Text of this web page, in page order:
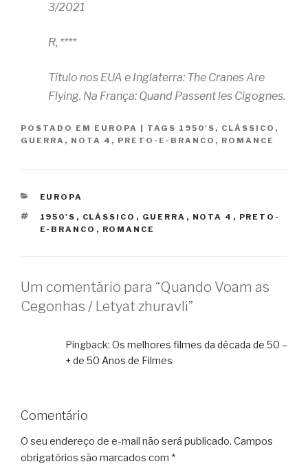
3/2021
R, ****
Título nos EUA e Inglaterra: The Cranes Are
Flying. Na França: Quand Passent les Cigognes.
POSTADO EM EUROPA TAGS 1950'S , CLÁSSICO ,
GUERRA , NOTA 4 , PRETO-E-BRANCO , ROMANCE
CATEGORIAS
EUROPA
TAGS
1950'S , CLÁSSICO , GUERRA , NOTA 4 , PRETO-
E-BRANCO , ROMANCE
Um comentário para “Quando Voam as
Cegonhas / Letyat zhuravli”
Pingback: Os melhores filmes da década de 50 –
+ de 50 Anos de Filmes
Comentário
O seu endereço de e-mail não será publicado. Campos
obrigatórios são marcados com *